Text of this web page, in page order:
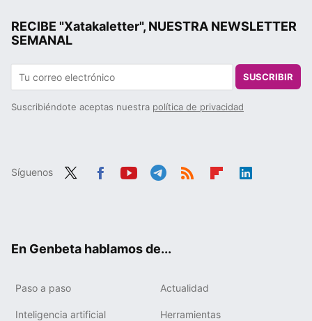
RECIBE "Xatakaletter", NUESTRA NEWSLETTER
SEMANAL
SUSCRIBIR
Suscribiéndote aceptas nuestra política de privacidad
Síguenos
En Genbeta hablamos de...
Paso a paso Actualidad
Inteligencia artificial Herramientas